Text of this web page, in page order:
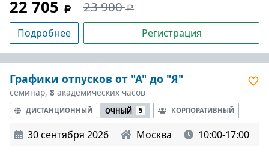
22 705 23 900
Подробнее Регистрация
Графики отпусков от "А" до "Я"
семинар, 8 академических часов
ДИСТАНЦИОННЫЙ ОЧНЫЙ 5 КОРПОРАТИВНЫЙ
30 сентября 2026 Москва 10:00-17:00